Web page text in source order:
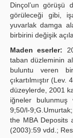
Dinçol’un görüşü
görüleceği gibi,
yuvarlak damga
birbirini değişik
Maden eserler:
taban düzleminin
buluntu veren
çıkartılmıştır
düzeylerde, 2001
iğneler bulunmuş
9;50/l-
the MBA Deposits
(2003):59 vdd.;